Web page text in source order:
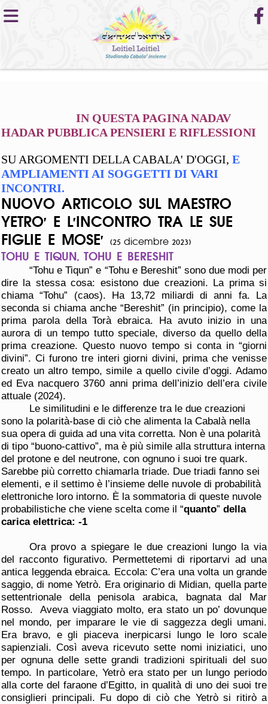
IN QUESTA PAGINA NADAV
HADAR PUBBLICA PENSIERI E RIFLESSIONI
SU ARGOMENTI DELLA CABALA' D'OGGI, E
AMPLIAMENTI AI SOGGETTI DI VARI
INCONTRI.
NUOVO ARTICOLO SUL MAESTRO
YETRO' E L'INCONTRO TRA LE SUE
FIGLIE E MOSE' (25 dicembre 2023)
TOHU E TIQUN, TOHU E BERESHIT
“Tohu e Tiqun” e “Tohu e Bereshit” sono due modi per
dire la stessa cosa: esistono due creazioni. La prima si
chiama “Tohu” (caos). Ha 13,72 miliardi di anni fa. La
seconda si chiama anche “Bereshit” (in principio), come la
prima parola della Torà ebraica. Ha avuto inizio in una
aurora di un tempo tutto speciale, diverso da quello della
prima creazione. Questo nuovo tempo si conta in “giorni
divini”. Ci furono tre interi giorni divini, prima che venisse
creato un altro tempo, simile a quello civile d’oggi. Adamo
ed Eva nacquero 3760 anni prima dell’inizio dell’era civile
attuale (2024).
Le similitudini e le differenze tra le due creazioni
sono la polarità-base di ciò che alimenta la Cabalà nella
sua opera di guida ad una vita corretta. Non è una polarità
di tipo “buono-cattivo”, ma è più simile alla struttura interna
del protone e del neutrone, con ognuno i suoi tre quark.
Sarebbe più corretto chiamarla triade. Due triadi fanno sei
elementi, e il settimo è l’insieme delle nuvole di probabilità
elettroniche loro intorno. È la sommatoria di queste nuvole
probabilistiche che viene scelta come il “quanto” della
carica elettrica: -1
Ora provo a spiegare le due creazioni lungo la via
del racconto figurativo. Permettetemi di riportarvi ad una
antica leggenda ebraica. Eccola: C’era una volta un grande
saggio, di nome Yetrò. Era originario di Midian, quella parte
settentrionale della penisola arabica, bagnata dal Mar
Rosso. Aveva viaggiato molto, era stato un po’ dovunque
nel mondo, per imparare le vie di saggezza degli umani.
Era bravo, e gli piaceva inerpicarsi lungo le loro scale
sapienziali. Così aveva ricevuto sette nomi iniziatici, uno
per ognuna delle sette grandi tradizioni spirituali del suo
tempo. In particolare, Yetrò era stato per un lungo periodo
alla corte del faraone d’Egitto, in qualità di uno dei suoi tre
consiglieri principali. Fu dopo di ciò che Yetrò si ritirò a